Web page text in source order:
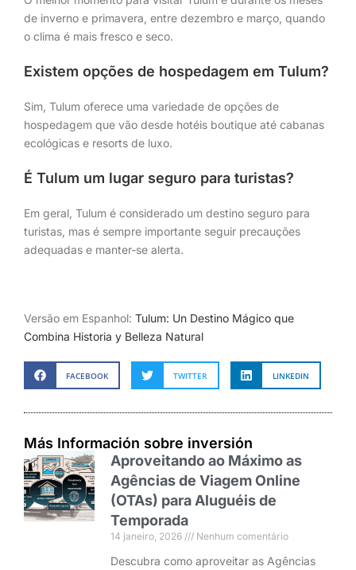
de inverno e primavera, entre dezembro e março, quando
o clima é mais fresco e seco.
Existem opções de hospedagem em Tulum?
Sim, Tulum oferece uma variedade de opções de
hospedagem que vão desde hotéis boutique até cabanas
ecológicas e resorts de luxo.
É Tulum um lugar seguro para turistas?
Em geral, Tulum é considerado um destino seguro para
turistas, mas é sempre importante seguir precauções
adequadas e manter-se alerta.
Versão em Espanhol: Tulum: Un Destino Mágico que
Combina Historia y Belleza Natural
FACEBOOK TWITTER LINKEDIN
Más Información sobre inversión
Aproveitando ao Máximo as
Agências de Viagem Online
(OTAs) para Aluguéis de
Temporada
14 janeiro, 2026 Nenhum comentário
Descubra como aproveitar as Agências